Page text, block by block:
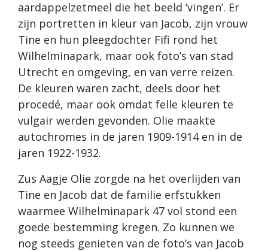
aardappelzetmeel die het beeld ‘vingen’. Er
zijn portretten in kleur van Jacob, zijn vrouw
Tine en hun pleegdochter Fifi rond het
Wilhelminapark, maar ook foto’s van stad
Utrecht en omgeving, en van verre reizen.
De kleuren waren zacht, deels door het
procedé, maar ook omdat felle kleuren te
vulgair werden gevonden. Olie maakte
autochromes in de jaren 1909-1914 en in de
jaren 1922-1932.
Zus Aagje Olie zorgde na het overlijden van
Tine en Jacob dat de familie erfstukken
waarmee Wilhelminapark 47 vol stond een
goede bestemming kregen. Zo kunnen we
nog steeds genieten van de foto’s van Jacob